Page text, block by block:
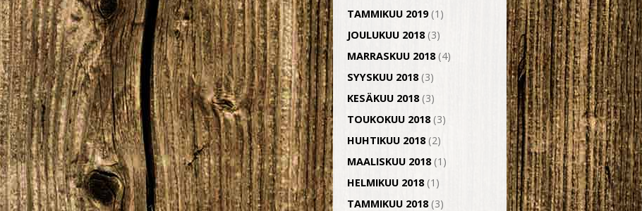
TAMMIKUU 2019(1)
JOULUKUU 2018(3)
MARRASKUU 2018(4)
SYYSKUU 2018(3)
KESÄKUU 2018(3)
TOUKOKUU 2018(3)
HUHTIKUU 2018(2)
MAALISKUU 2018(1)
HELMIKUU 2018(1)
TAMMIKUU 2018(3)